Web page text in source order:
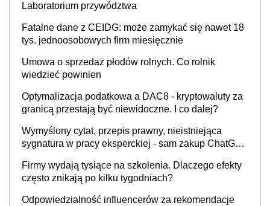
Laboratorium przywództwa
Fatalne dane z CEIDG: może zamykać się nawet 18
tys. jednoosobowych firm miesięcznie
Umowa o sprzedaż płodów rolnych. Co rolnik
wiedzieć powinien
Optymalizacja podatkowa a DAC8 - kryptowaluty za
granicą przestają być niewidoczne. I co dalej?
Wymyślony cytat, przepis prawny, nieistniejąca
sygnatura w pracy eksperckiej - sam zakup ChatGPT
Firmy wydają tysiące na szkolenia. Dlaczego efekty
często znikają po kilku tygodniach?
Odpowiedzialność influencerów za rekomendacje